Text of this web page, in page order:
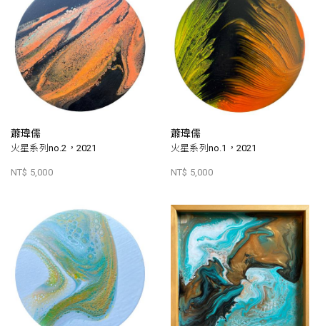
蕭瑋儒
火星系列no.2，2021
NT$ 5,000
蕭瑋儒
火星系列no.1，2021
NT$ 5,000